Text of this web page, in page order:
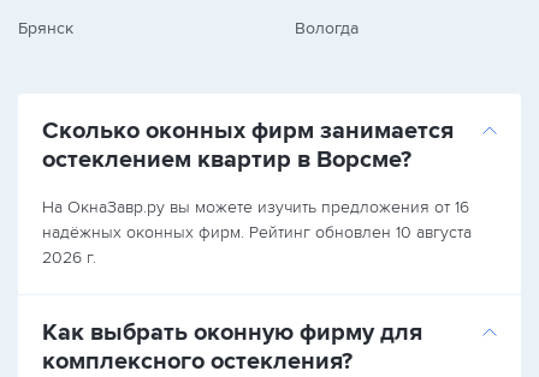
Брянск
Вологда
Сколько оконных фирм занимается
остеклением квартир в Ворсме?
На ОкнаЗавр.ру вы можете изучить предложения от 16
надёжных оконных фирм. Рейтинг обновлен 10 августа
2026 г.
Как выбрать оконную фирму для
комплексного остекления?